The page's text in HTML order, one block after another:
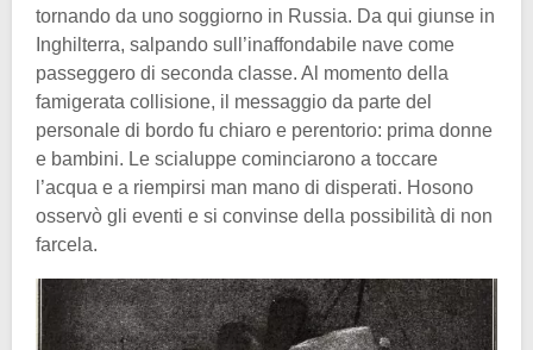
tornando da uno soggiorno in Russia. Da qui giunse in
Inghilterra, salpando sull’inaffondabile nave come
passeggero di seconda classe. Al momento della
famigerata collisione, il messaggio da parte del
personale di bordo fu chiaro e perentorio: prima donne
e bambini. Le scialuppe cominciarono a toccare
l’acqua e a riempirsi man mano di disperati. Hosono
osservò gli eventi e si convinse della possibilità di non
farcela.